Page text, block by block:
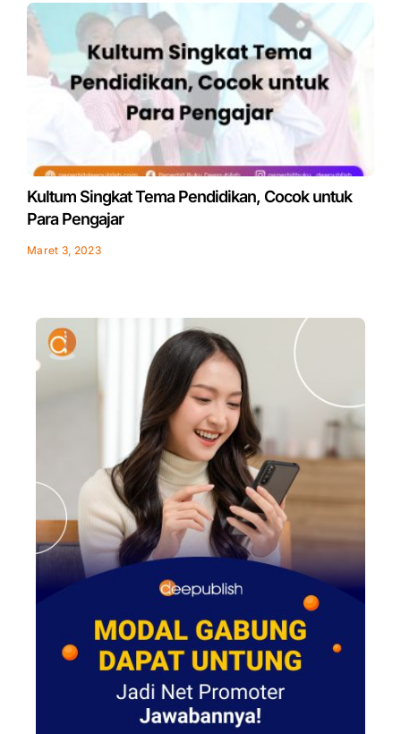
Kultum Singkat Tema Pendidikan, Cocok untuk
Para Pengajar
Maret 3, 2023